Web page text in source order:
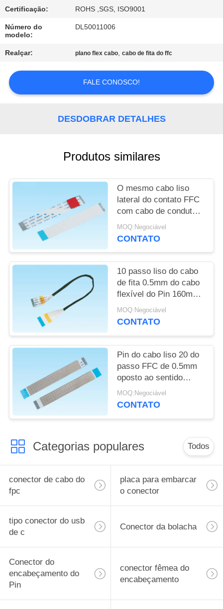
CONTACTE-
NOS
PEÇA
UMAS
CITAÇÕES
SITE
PRIVACY
POLICY
Certificação: ROHS ,SGS, ISO9001
Número do
modelo:
DL50011006
Realçar: plano flex cabo,cabo de fita do ffc
FALE CONOSCO!
DESDOBRAR DETALHES
Produtos similares
O mesmo cabo liso
lateral do contato FFC
com cabo de condutor
liso do algodão da
bolha de EVA
MOQ:Negociável
CONTATO
10 passo liso do cabo
de fita 0.5mm do cabo
flexível do Pin 160mm
1.0mm normal com o
pano preto do ácido
MOQ:Negociável
CONTATO
Pin do cabo liso 20 do
passo FFC de 0.5mm
oposto ao sentido
comprimento de 2cm -
de 40cm
MOQ:Negociável
CONTATO
Categorias populares Todos
conector de cabo do
fpc
placa para embarcar
o conector
tipo conector do usb
de c
Conector da bolacha
Conector do
encabeçamento do
Pin
conector fêmea do
encabeçamento